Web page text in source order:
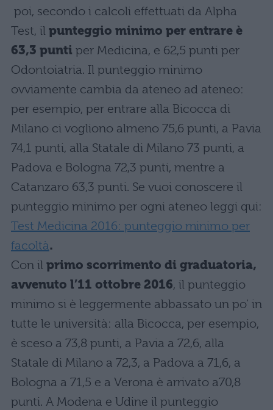
poi, secondo i calcoli effettuati da Alpha
Test, il punteggio minimo per entrare è
63,3 punti per Medicina, e 62,5 punti per
Odontoiatria. Il punteggio minimo
ovviamente cambia da ateneo ad ateneo:
per esempio, per entrare alla Bicocca di
Milano ci vogliono almeno 75,6 punti, a Pavia
74,1 punti, alla Statale di Milano 73 punti, a
Padova e Bologna 72,3 punti, mentre a
Catanzaro 63,3 punti. Se vuoi conoscere il
punteggio minimo per ogni ateneo leggi qui:
Test Medicina 2016: punteggio minimo per
facoltà.
Con il primo scorrimento di graduatoria,
avvenuto l’11 ottobre 2016, il punteggio
minimo si è leggermente abbassato un po’ in
tutte le università: alla Bicocca, per esempio,
è sceso a 73,8 punti, a Pavia a 72,6, alla
Statale di Milano a 72,3, a Padova a 71,6, a
Bologna a 71,5 e a Verona è arrivato a70,8
punti. A Modena e Udine il punteggio